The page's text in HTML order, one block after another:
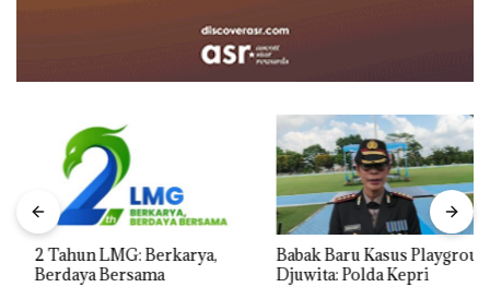
2 Tahun LMG: Berkarya,
Berdaya Bersama
Babak Baru Kasus Playgroup
Djuwita: Polda Kepri